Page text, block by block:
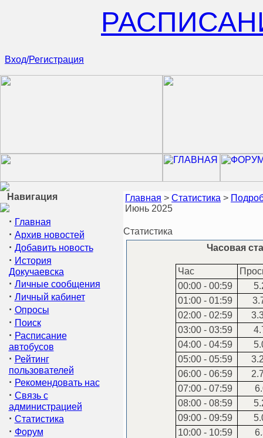
Вход/Регистрация
Навигация
· Главная
· Архив новостей
· Добавить новость
· История
Докучаевска
· Личные сообщения
· Личный кабинет
· Опросы
· Поиск
· Расписание
автобусов
· Рейтинг
пользователей
· Рекомендовать нас
· Связь с
администрацией
· Статистика
· Форум
Главная > Статистика >
Июнь 2025
Статистика
Часовая
Час
00:00 - 00:59
01:00 - 01:59
02:00 - 02:59
03:00 - 03:59
04:00 - 04:59
05:00 - 05:59
06:00 - 06:59
07:00 - 07:59
08:00 - 08:59
09:00 - 09:59
10:00 - 10:59